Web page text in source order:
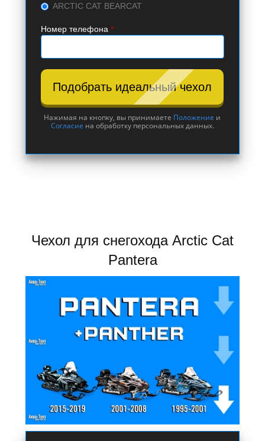
ARCTIC CAT BEARCAT
Номер телефона *
Подобрать идеальный чехол
Нажимая на кнопку, вы принимаете Положение и
Согласие на обработку персональных данных.
Чехол для снегохода Arctic Cat
Pantera